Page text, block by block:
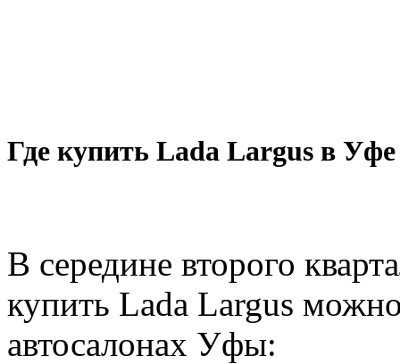
Где купить Lada Largus в Уфе
В середине второго
купить Lada Largus
автосалонах Уфы: